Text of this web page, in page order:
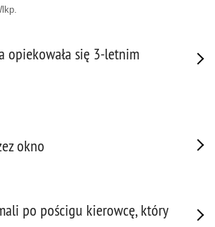
opiekowała się 3-letnim
okno
po pościgu kierowcę, który